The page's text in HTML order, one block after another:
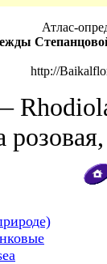
Атлас-
http://